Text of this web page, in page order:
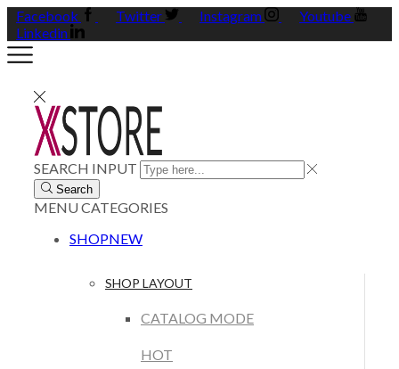
Facebook Twitter Instagram
Youtube
Linkedin
SEARCH INPUT
Search
MENUCATEGORIES
SHOPNEW
SHOP LAYOUT
CATALOG MODE
HOT